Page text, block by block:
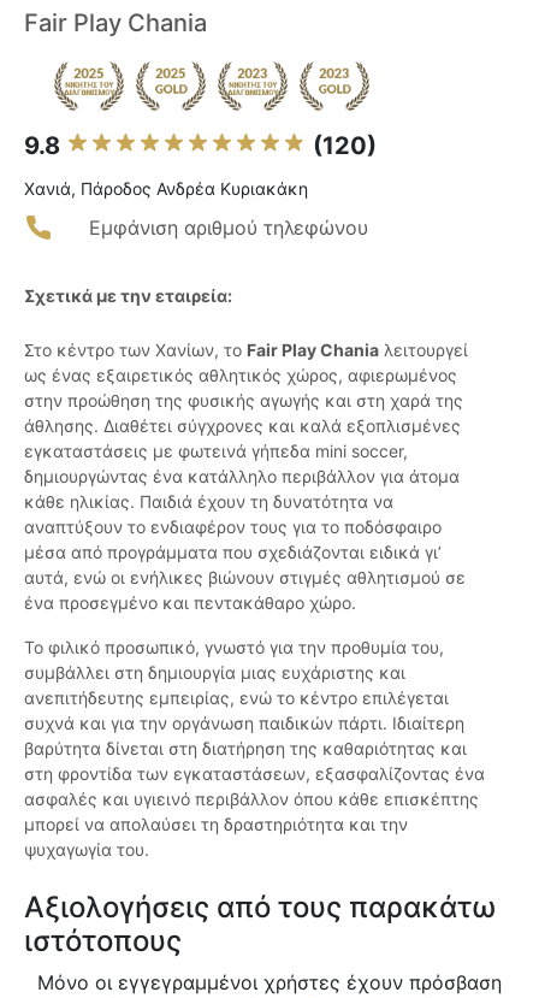
Fair Play Chania
9.8 (120)
Χανιά, Πάροδος Ανδρέα Κυριακάκη
Εμφάνιση αριθμού τηλεφώνου
Σχετικά με την εταιρεία:
Στο κέντρο των Χανίων, το Fair Play Chania λειτουργεί
ως ένας εξαιρετικός αθλητικός χώρος, αφιερωμένος
στην προώθηση της φυσικής αγωγής και στη χαρά της
άθλησης. Διαθέτει σύγχρονες και καλά εξοπλισμένες
εγκαταστάσεις με φωτεινά γήπεδα mini soccer,
δημιουργώντας ένα κατάλληλο περιβάλλον για άτομα
κάθε ηλικίας. Παιδιά έχουν τη δυνατότητα να
αναπτύξουν το ενδιαφέρον τους για το ποδόσφαιρο
μέσα από προγράμματα που σχεδιάζονται ειδικά γι’
αυτά, ενώ οι ενήλικες βιώνουν στιγμές αθλητισμού σε
ένα προσεγμένο και πεντακάθαρο χώρο.
Το φιλικό προσωπικό, γνωστό για την προθυμία του,
συμβάλλει στη δημιουργία μιας ευχάριστης και
ανεπιτήδευτης εμπειρίας, ενώ το κέντρο επιλέγεται
συχνά και για την οργάνωση παιδικών πάρτι. Ιδιαίτερη
βαρύτητα δίνεται στη διατήρηση της καθαριότητας και
στη φροντίδα των εγκαταστάσεων, εξασφαλίζοντας ένα
ασφαλές και υγιεινό περιβάλλον όπου κάθε επισκέπτης
μπορεί να απολαύσει τη δραστηριότητα και την
ψυχαγωγία του.
Αξιολογήσεις από τους παρακάτω
ιστότοπους
Μόνο οι εγγεγραμμένοι χρήστες έχουν πρόσβαση